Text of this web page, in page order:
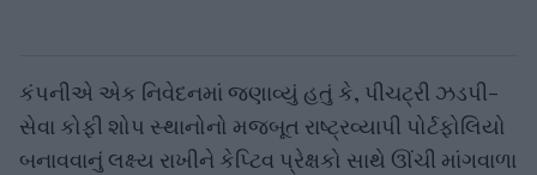
કંપનીએ એક નિવેદનમાં જણાવ્યું હતું કે, પીચટ્રી ઝડપી-
સેવા કોફી શોપ સ્થાનોનો મજબૂત રાષ્ટ્રવ્યાપી પોર્ટફોલિયો
બનાવવાનું લક્ષ્ય રાખીને કેપ્ટિવ પ્રેક્ષકો સાથે ઊંચી માંગવાળા